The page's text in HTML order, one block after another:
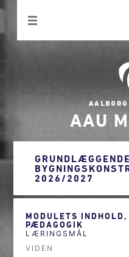
AAU
GRUNDLÆGGENDE
2026/2027
MODULETS
PÆDAGOGIK
LÆRINGSMÅL
VIDEN